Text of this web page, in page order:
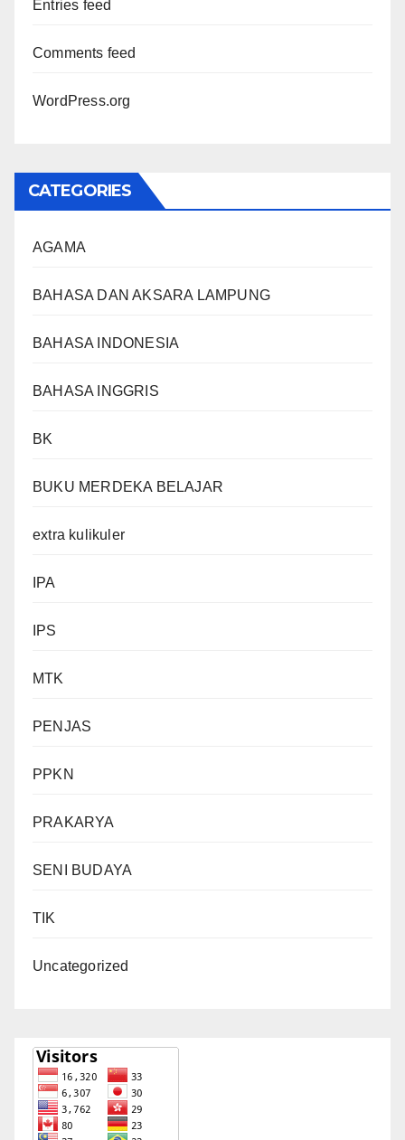
Entries feed
Comments feed
WordPress.org
CATEGORIES
AGAMA
BAHASA DAN AKSARA LAMPUNG
BAHASA INDONESIA
BAHASA INGGRIS
BK
BUKU MERDEKA BELAJAR
extra kulikuler
IPA
IPS
MTK
PENJAS
PPKN
PRAKARYA
SENI BUDAYA
TIK
Uncategorized